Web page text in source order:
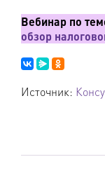
Вебинар по
обзор
Источник: